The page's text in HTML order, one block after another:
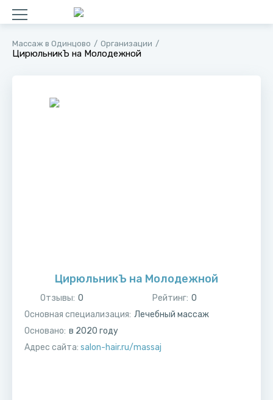
Массаж в Одинцово Организации
ЦирюльникЪ на Молодежной
ЦирюльникЪ на Молодежной
Отзывы: 0 Рейтинг: 0
Основная специализация: Лечебный массаж
Основано: в 2020 году
Адрес сайта: salon-hair.ru/massaj